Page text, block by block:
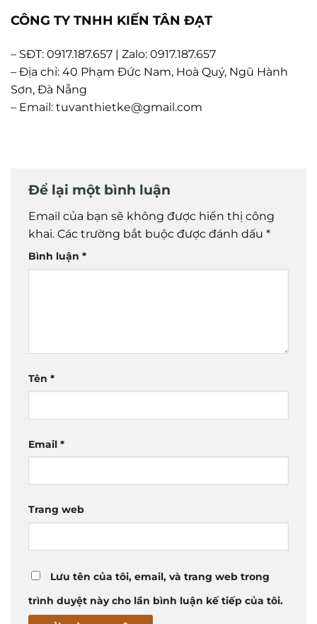
CÔNG TY TNHH KIẾN TÂN ĐẠT
– SĐT: 0917.187.657 | Zalo: 0917.187.657
– Địa chỉ: 40 Phạm Đức Nam, Hoà Quý, Ngũ Hành
Sơn, Đà Nẵng
– Email: tuvanthietke@gmail.com
Để lại một bình luận
Email của bạn sẽ không được hiển thị công
khai. Các trường bắt buộc được đánh dấu *
Bình luận *
Tên *
Email *
Trang web
Lưu tên của tôi, email, và trang web trong
trình duyệt này cho lần bình luận kế tiếp của tôi.